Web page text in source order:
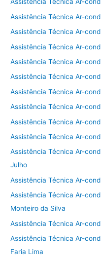
Assistência Técnica Ar-
Assistência Técnica Ar-
Assistência Técnica Ar-
Assistência Técnica Ar-
Assistência Técnica Ar-
Assistência Técnica Ar-
Assistência Técnica Ar-
Assistência Técnica Ar-
Assistência Técnica Ar-
Assistência Técnica Ar-
Assistência Técnica Ar-
Julho
Assistência Técnica Ar-
Assistência Técnica Ar-
Monteiro da Silva
Assistência Técnica Ar-
Assistência Técnica Ar-
Faria Lima